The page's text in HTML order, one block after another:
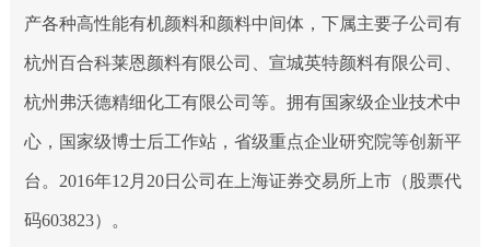
产各种高性能有机颜料和颜料中间体，下属主要子公司有
杭州百合科莱恩颜料有限公司、宣城英特颜料有限公司、
杭州弗沃德精细化工有限公司等。拥有国家级企业技术中
心，国家级博士后工作站，省级重点企业研究院等创新平
台。2016年12月20日公司在上海证券交易所上市（股票代
码603823）。